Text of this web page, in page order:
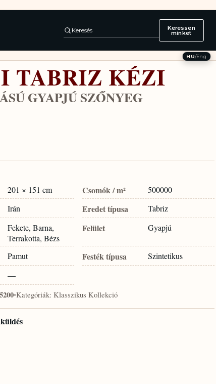
Keresés Keressen
minket
HU/Eng
TABRIZ KÉZI
GYAPJÚ SZŐNYEG
201 × 151 cm Csomók / m² 500000
Irán Eredet típusa Tabriz
Fekete, Barna,
Terrakotta, Bézs
Felület Gyapjú
Pamut Festék típusa Szintetikus
—
•Kategóriák: Klasszikus Kollekció